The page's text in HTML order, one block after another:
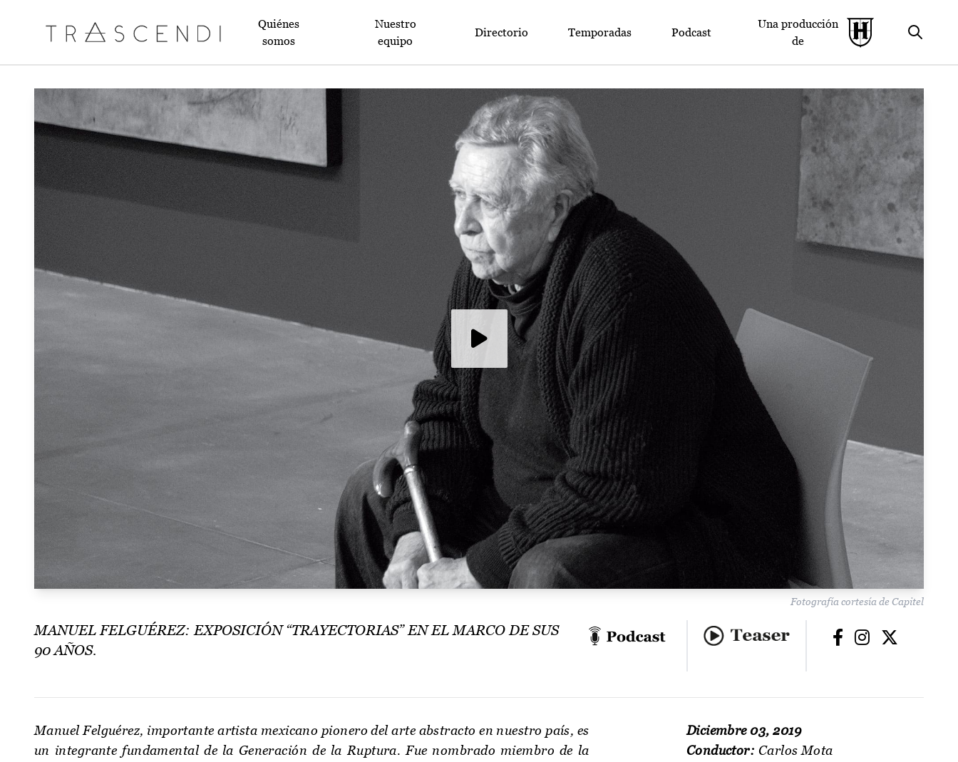
Quiénes
somos
Nuestro
equipo
Directorio Temporadas Podcast
Una producción
de
Fotografía cortesía de Capitel
MANUEL FELGUÉREZ: EXPOSICIÓN “TRAYECTORIAS” EN EL MARCO DE SUS
90 AÑOS.
Diciembre 03, 2019
Conductor: Carlos Mota
Manuel Felguérez, importante artista mexicano pionero del arte abstracto en nuestro país, es
un integrante fundamental de la Generación de la Ruptura. Fue nombrado miembro de la